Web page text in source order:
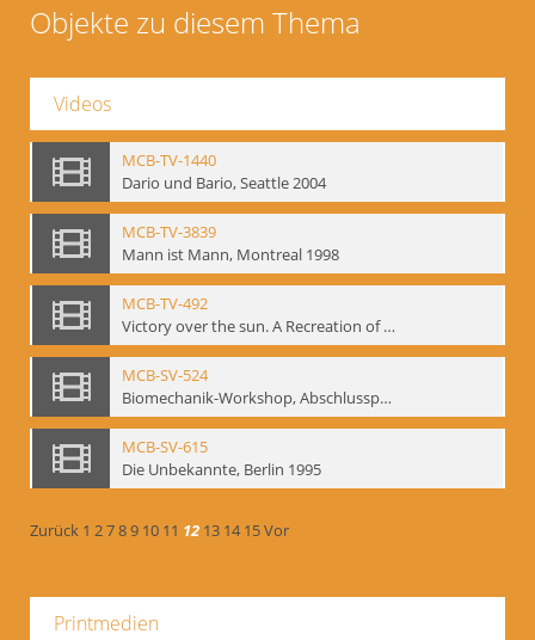
Objekte zu diesem Thema
Videos
MCB-TV-1440
Dario und Bario, Seattle 2004
MCB-TV-3839
Mann ist Mann, Montreal 1998
MCB-TV-492
Victory over the sun. A Recreation of the 1913 Performance
MCB-SV-524
Biomechanik-Workshop, Abschlusspräsentation 1996
MCB-SV-615
Die Unbekannte, Berlin 1995
Zurück 1 2789 10 11 12 13 14 15Vor
Printmedien